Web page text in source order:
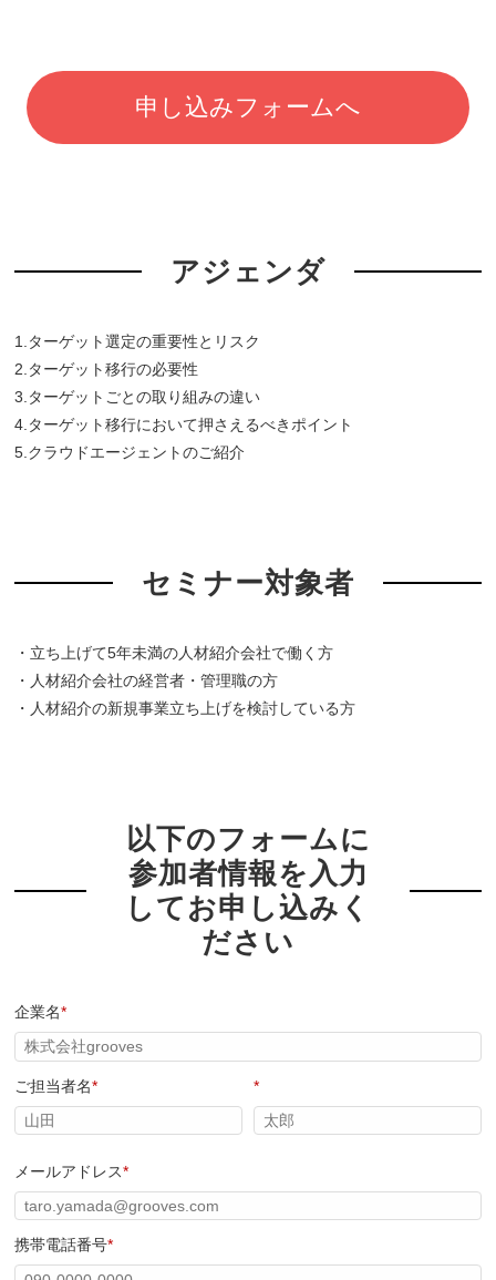
申し込みフォームへ
アジェンダ
1.ターゲット選定の重要性とリスク
2.ターゲット移行の必要性
3.ターゲットごとの取り組みの違い
4.ターゲット移行において押さえるべきポイント
5.クラウドエージェントのご紹介
セミナー対象者
・立ち上げて5年未満の人材紹介会社で働く方
・人材紹介会社の経営者・管理職の方
・人材紹介の新規事業立ち上げを検討している方
以下のフォームに
参加者情報を入力
してお申し込みく
ださい
*
企業名
*
ご担当者名 *
*
メールアドレス
*
携帯電話番号